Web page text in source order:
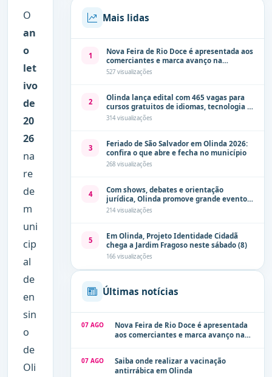
O
an
o
let
ivo
de
20
26
na
re
de
m
uni
cip
al
de
en
sin
o
de
Oli
Mais lidas
1
Nova Feira de Rio Doce é apresentada aos
comerciantes e marca avanço na
modernização dos espaços públicos de
527 visualizações
2
Olinda lança edital com 465 vagas para
cursos gratuitos de idiomas, tecnologia e
comunicação
314 visualizações
3
Feriado de São Salvador em Olinda 2026:
confira o que abre e fecha no município
268 visualizações
4
Com shows, debates e orientação
jurídica, Olinda promove grande evento
de combate à violência contra a mulher
neste sábado (8)
214 visualizações
5
Em Olinda, Projeto Identidade Cidadã
chega a Jardim Fragoso neste sábado (8)
166 visualizações
Últimas notícias
07 AGO
Nova Feira de Rio Doce é apresentada
aos comerciantes e marca avanço na
07 AGO
Saiba onde realizar a vacinação
antirrábica em Olinda